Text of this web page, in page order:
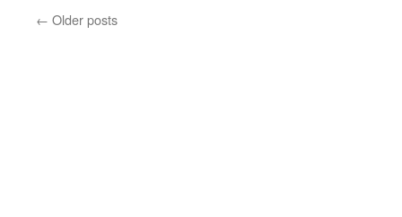
← Older posts